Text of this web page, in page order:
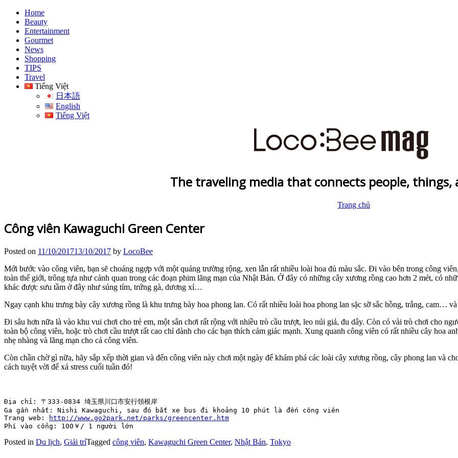
Home
Beauty
Entertainment
Gourmet
News
Shopping
TIPS
Travel
Tiếng Việt
日本語
English
Tiếng Việt
The traveling media that connects people, things,
Trang chủ
Công viên Kawaguchi Green Center
Posted on 11/10/201713/10/2017 by LocoBee
Mới bước vào công viên, bạn sẽ choáng ngợp với một quảng trường rộng, xen lẫn rất nhiều loài hoa đủ màu sắc. Đi vào bên trong công
toàn thế giới, trông tựa như cảnh quan trong các đoạn phim lãng mạn của Nhật Bản. Ở đây có những cây xương rồng cao hơn 2 mét, có
khác được sưu tầm ở đây như súng tím, trứng gà, dương xỉ…
Ngay cạnh khu trưng bày cây xương rồng là khu trưng bày hoa phong lan. Có rất nhiều loài hoa phong lan sặc sỡ sắc hồng, trắng, cam… và
Đi sâu hơn nữa là vào khu vui chơi cho trẻ em, một sân chơi rất rộng với nhiều trò cầu trượt, leo núi giả, đu dây. Còn có vài trò chơi cho
toàn bộ công viên, hoặc trò chơi cầu trượt rất cao chỉ dành cho các bạn thích cảm giác mạnh. Xung quanh công viên có rất nhiều cây hoa
nhẹ nhàng và lãng mạn cho cả công viên.
Còn chần chờ gì nữa, hãy sắp xếp thời gian và đến công viên này chơi một ngày để khám phá các loài cây xương rồng, cây phong lan và
cách tuyệt vời để xả stress cuối tuần đó!
Địa chỉ: 〒333-0834 埼玉県川口市安行領根岸
Ga gần nhất: Nishi Kawaguchi, sau đó bắt xe bus đi khoảng 10 phút là đến công viên
Trang web:
http://www.go2park.net/parks/greencenter.htm
Phí vào cổng: 100￥/ 1 người lớn
Posted in Du lịch, Giải tríTagged công viên, Kawaguchi Green Center, Nhật Bản, Tokyo